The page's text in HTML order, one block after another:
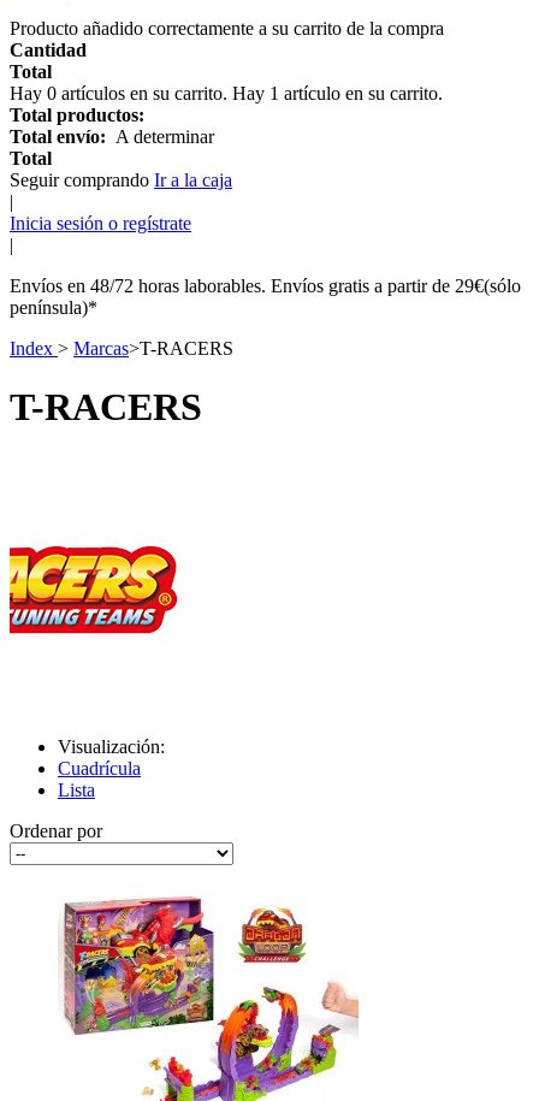
Producto añadido correctamente a su carrito de la compra
Cantidad
Total
Hay 0 artículos en su carrito. Hay 1 artículo en su carrito.
Total productos:
Total envío: A determinar
Total
Seguir comprando Ir a la caja
|
Inicia sesión o regístrate
|
Envíos en 48/72 horas laborables. Envíos gratis a partir de 29€(sólo
península)*
Index > Marcas>T-RACERS
T-RACERS
Visualización:
Cuadrícula
Lista
Ordenar por